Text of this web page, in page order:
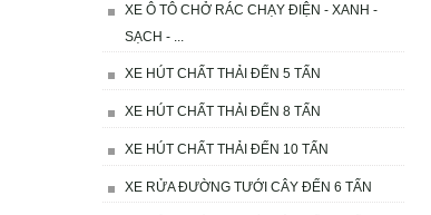
XE Ô TÔ CHỞ RÁC CHẠY ĐIỆN - XANH -
SẠCH - ...
XE HÚT CHẤT THẢI ĐẾN 5 TẤN
XE HÚT CHẤT THẢI ĐẾN 8 TẤN
XE HÚT CHẤT THẢI ĐẾN 10 TẤN
XE RỬA ĐƯỜNG TƯỚI CÂY ĐẾN 6 TẤN